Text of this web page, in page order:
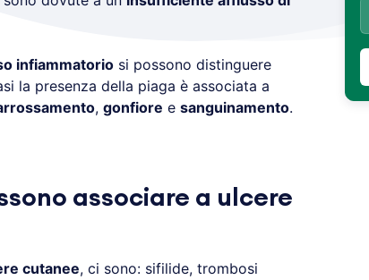
infiammatoriosi possono distinguere
la presenza della piaga è associata a
, gonfiore e sanguinamento.
associare a ulcere
cutanee, ci sono: sifilide, trombosi